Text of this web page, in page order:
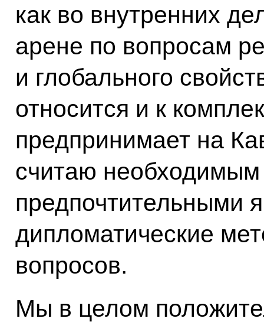
как во внутренних
арене по вопросам
и глобального
относится и к
предпринимает на
считаю необходимым
предпочтительными
дипломатические
вопросов.
Мы в целом